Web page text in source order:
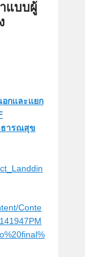
แบบผู้
กและแยก
ธารณสุข
Conte